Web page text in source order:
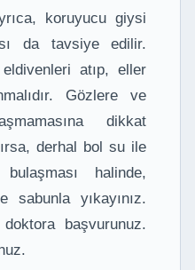
koruyucu giysi
da tavsiye edilir.
atıp, eller
Gözlere ve
dikkat
derhal bol su ile
bulaşması halinde,
yıkayınız.
başvurunuz.